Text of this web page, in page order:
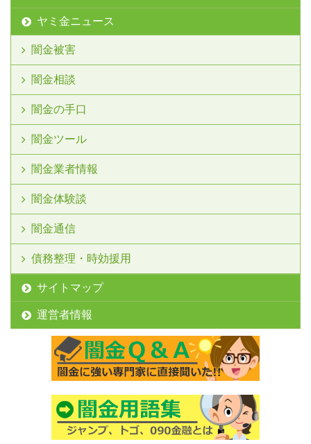
ヤミ金ニュース
闇金被害
闇金相談
闇金の手口
闇金ツール
闇金業者情報
闇金体験談
闇金通信
債務整理・時効援用
サイトマップ
運営者情報